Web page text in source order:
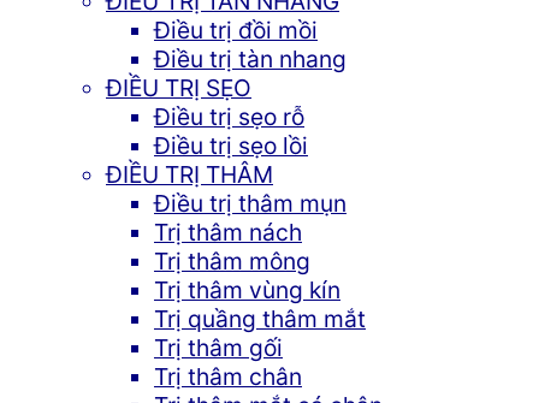
Điều trị đồi mồi
Điều trị tàn nhang
ĐIỀU TRỊ SẸO
Điều trị sẹo rỗ
Điều trị sẹo lồi
ĐIỀU TRỊ THÂM
Điều trị thâm mụn
Trị thâm nách
Trị thâm mông
Trị thâm vùng kín
Trị quầng thâm mắt
Trị thâm gối
Trị thâm chân